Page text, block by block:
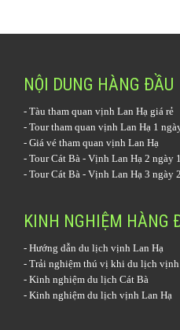
NỘI DUNG HÀNG ĐẦU
- Tàu tham quan vịnh Lan Hạ giá rẻ
- Tour tham quan vịnh Lan Hạ 1
- Giá vé tham quan vịnh Lan Hạ
- Tour Cát Bà - Vịnh Lan Hạ 2 ngày
- Tour Cát Bà - Vịnh Lan Hạ 3 ngày
KINH NGHIỆM HÀNG
- Hướng dẫn du lịch vịnh Lan Hạ
- Trải nghiệm thú vị khi du lịch vịnh
- Kinh nghiệm du lịch Cát Bà
- Kinh nghiệm du lịch vịnh Lan Hạ